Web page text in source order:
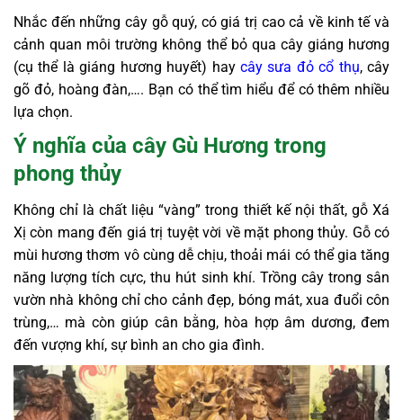
Nhắc đến những cây gỗ quý, có giá trị cao cả về kinh tế và
cảnh quan môi trường không thể bỏ qua cây giáng hương
(cụ thể là giáng hương huyết) hay cây sưa đỏ cổ thụ, cây
gõ đỏ, hoàng đàn,…. Bạn có thể tìm hiểu để có thêm nhiều
lựa chọn.
Ý nghĩa của cây Gù Hương trong
phong thủy
Không chỉ là chất liệu “vàng” trong thiết kế nội thất, gỗ Xá
Xị còn mang đến giá trị tuyệt vời về mặt phong thủy. Gỗ có
mùi hương thơm vô cùng dễ chịu, thoải mái có thể gia tăng
năng lượng tích cực, thu hút sinh khí. Trồng cây trong sân
vườn nhà không chỉ cho cảnh đẹp, bóng mát, xua đuổi côn
trùng,… mà còn giúp cân bằng, hòa hợp âm dương, đem
đến vượng khí, sự bình an cho gia đình.